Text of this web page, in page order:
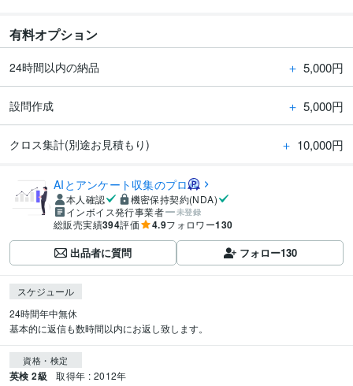
有料オプション
24時間以内の納品 ＋ 5,000円
設問作成 ＋ 5,000円
クロス集計(別途お見積もり) ＋ 10,000円
AIとアンケート収集のプロ
本人確認
機密保持契約(NDA)
インボイス発行事業者
未登録
総販売実績394評価 4.9フォロワー130
出品者に質問 フォロー130
スケジュール
24時間年中無休
基本的に返信も数時間以内にお返し致します。
資格・検定
英検 2級 取得年 : 2012年